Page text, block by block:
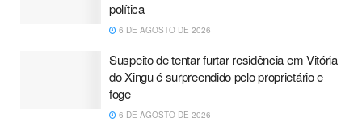
política
6 DE AGOSTO DE 2026
Suspeito de tentar furtar residência em Vitória
do Xingu é surpreendido pelo proprietário e
foge
6 DE AGOSTO DE 2026